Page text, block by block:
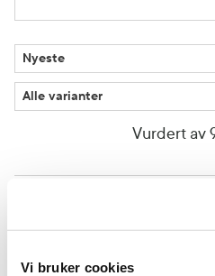
Vi bruker cookies
Vurdert av
God